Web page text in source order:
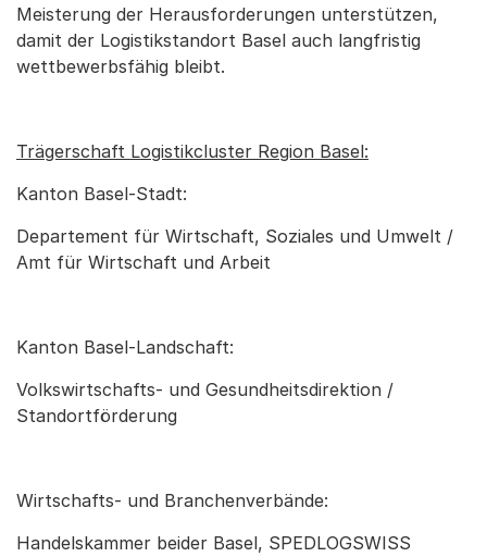
Meisterung der Herausforderungen unterstützen,
damit der Logistikstandort Basel auch langfristig
wettbewerbsfähig bleibt.
Trägerschaft Logistikcluster Region Basel:
Kanton Basel-Stadt:
Departement für Wirtschaft, Soziales und Umwelt /
Amt für Wirtschaft und Arbeit
Kanton Basel-Landschaft:
Volkswirtschafts- und Gesundheitsdirektion /
Standortförderung
Wirtschafts- und Branchenverbände:
Handelskammer beider Basel, SPEDLOGSWISS